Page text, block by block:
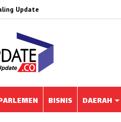
Update
BISNIS DAERAH